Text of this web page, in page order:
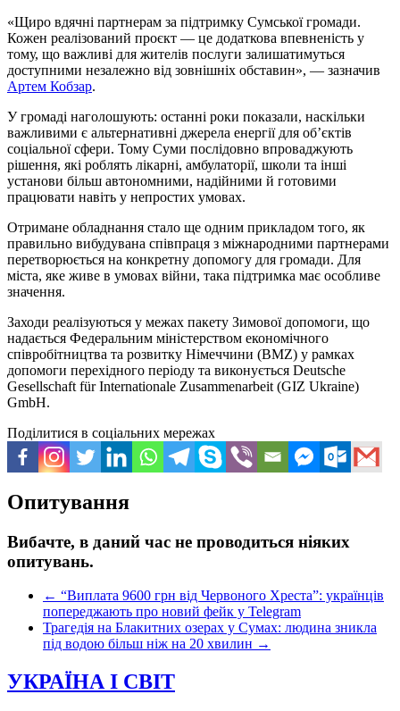
«Щиро вдячні партнерам за підтримку Сумської громади.
Кожен реалізований проєкт — це додаткова впевненість у
тому, що важливі для жителів послуги залишатимуться
доступними незалежно від зовнішніх обставин», — зазначив
Артем Кобзар.
У громаді наголошують: останні роки показали, наскільки
важливими є альтернативні джерела енергії для об’єктів
соціальної сфери. Тому Суми послідовно впроваджують
рішення, які роблять лікарні, амбулаторії, школи та інші
установи більш автономними, надійними й готовими
працювати навіть у непростих умовах.
Отримане обладнання стало ще одним прикладом того, як
правильно вибудувана співпраця з міжнародними партнерами
перетворюється на конкретну допомогу для громади. Для
міста, яке живе в умовах війни, така підтримка має особливе
значення.
Заходи реалізуються у межах пакету Зимової допомоги, що
надається Федеральним міністерством економічного
співробітництва та розвитку Німеччини (BMZ) у рамках
допомоги перехідного періоду та виконується Deutsche
Gesellschaft für Internationale Zusammenarbeit (GIZ Ukraine)
GmbH.
Поділитися в соціальних мережах
Опитування
Вибачте, в даний час не проводиться ніяких
опитувань.
← “Виплата 9600 грн від Червоного Хреста”: українців
попереджають про новий фейк у Telegram
Трагедія на Блакитних озерах у Сумах: людина зникла
під водою більш ніж на 20 хвилин →
УКРАЇНА І СВІТ